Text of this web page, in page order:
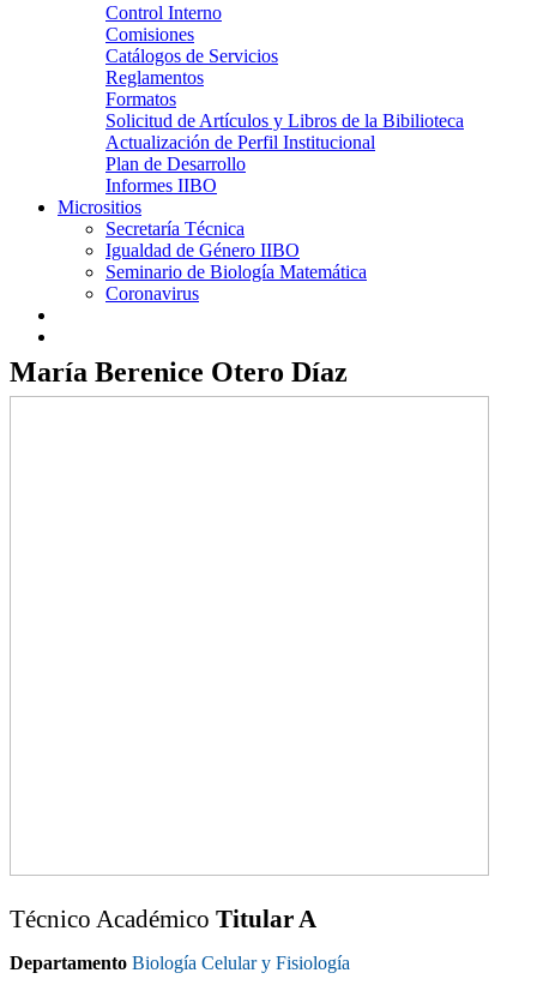
Control Interno
Comisiones
Catálogos de Servicios
Reglamentos
Formatos
Solicitud de Artículos y Libros de la Bibilioteca
Actualización de Perfil Institucional
Plan de Desarrollo
Informes IIBO
Micrositios
Secretaría Técnica
Igualdad de Género IIBO
Seminario de Biología Matemática
Coronavirus
María Berenice Otero Díaz
Técnico Académico Titular A
Departamento Biología Celular y Fisiología